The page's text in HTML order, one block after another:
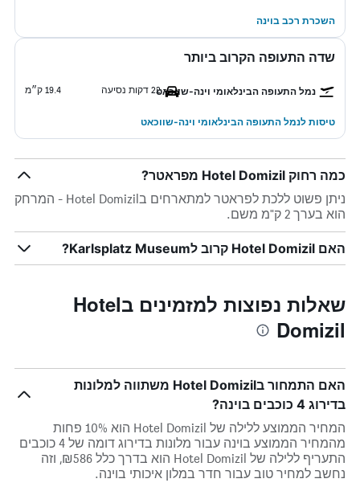
השכרת רכב בוינה
שדה התעופה הקרוב ביותר
נמל התעופה הבינלאומי וינה-שווכאט22 דקות נסיעה 19.4 ק״מ
טיסות לנמל התעופה הבינלאומי וינה-שווכאט
כמה רחוק Hotel Domizil מפראטר?
ניתן פשוט ללכת לפראטר למתארחים בHotel Domizil - המרחק
הוא בערך 2 ק"מ משם.
האם Hotel Domizil קרוב לKarlsplatz Museum?
שאלות נפוצות למזמינים בHotel
Domizil
האם התמחור בHotel Domizil משתווה למלונות
בדירוג 4 כוכבים בוינה?
המחיר הממוצע ללילה של Hotel Domizil הוא 10% פחות
מהמחיר הממוצע בוינה עבור מלונות בדירוג דומה של 4 כוכבים
התעריף ללילה של Hotel Domizil הוא בדרך כלל ₪586, וזה
נחשב למחיר טוב עבור חדר במלון איכותי בוינה.